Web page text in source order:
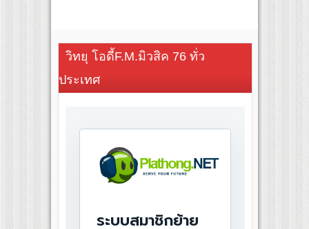
วิทยุ โอดี้F.M.มิวสิค 76 ทั่ว
ประเทศ